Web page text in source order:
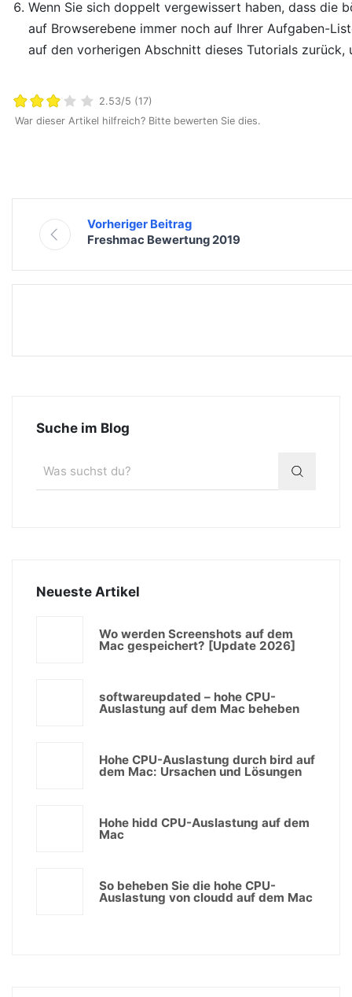
Wenn Sie sich doppelt vergewissert haben, dass die
auf Browserebene immer noch auf Ihrer Aufgaben-
auf den vorherigen Abschnitt dieses Tutorials
2.53/5 (17)
War dieser Artikel hilfreich? Bitte bewerten Sie dies.
Vorheriger Beitrag
Freshmac Bewertung 2019
Suche im Blog
Neueste Artikel
Wo werden Screenshots auf dem
Mac gespeichert? [Update 2026]
softwareupdated – hohe CPU-
Auslastung auf dem Mac beheben
Hohe CPU-Auslastung durch bird auf
dem Mac: Ursachen und Lösungen
Hohe hidd CPU-Auslastung auf dem
Mac
So beheben Sie die hohe CPU-
Auslastung von cloudd auf dem Mac